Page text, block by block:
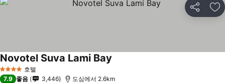
공유 즐
4 성급 호텔
Novotel Suva Lami Bay
7.9 좋음 3,446 도심에서 2.6km